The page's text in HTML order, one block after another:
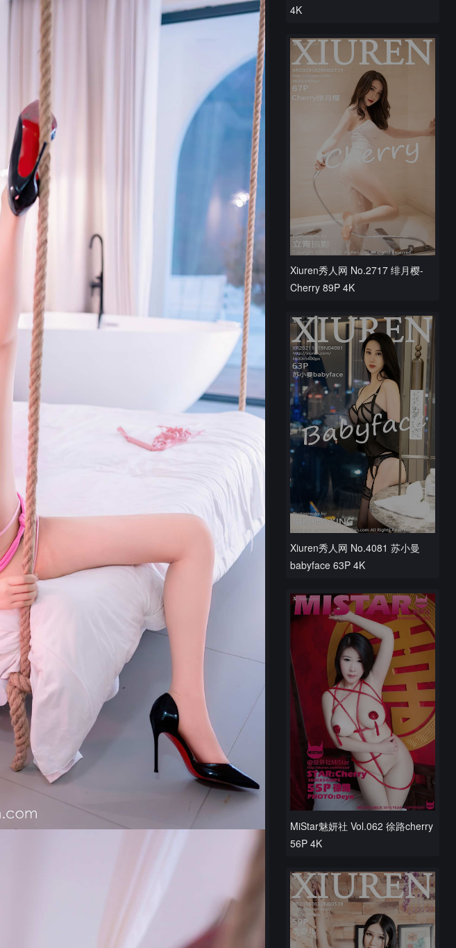
4K
Xiuren秀人网 No.2717 绯月樱-
Cherry 89P 4K
Xiuren秀人网 No.4081 苏小曼
babyface 63P 4K
MiStar魅妍社 Vol.062 徐路cherry
56P 4K